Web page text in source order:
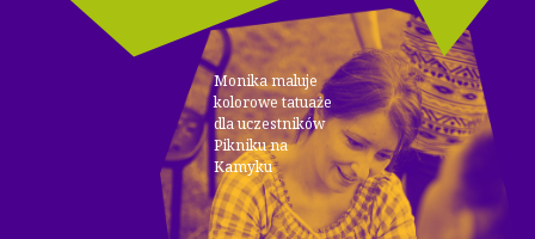
Monika maluje
kolorowe tatuaże
dla uczestników
Pikniku na
Kamyku